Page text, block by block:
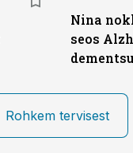
Nina
seos
Rohkem tervisest